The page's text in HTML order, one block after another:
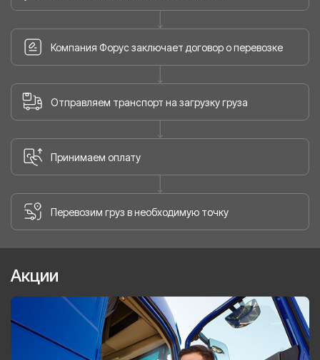
Компания Форус заключает договор о перевозке
Отправляем транспорт на загрузку груза
Принимаем оплату
Перевозим груз в необходимую точку
Акции